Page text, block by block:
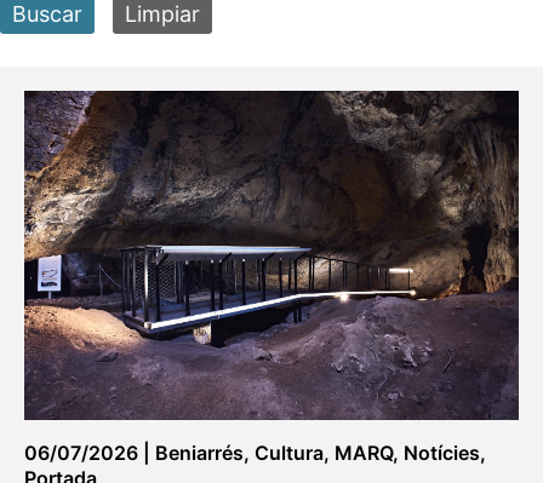
Buscar Limpiar
06/07/2026 Beniarrés, Cultura, MARQ, Notícies,
Portada